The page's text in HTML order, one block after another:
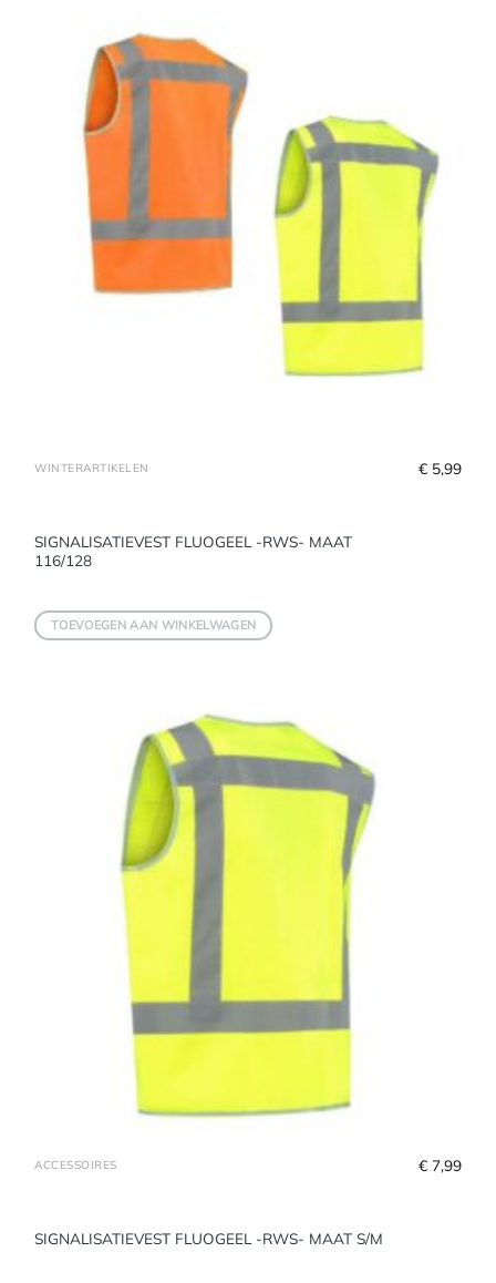
WINTERARTIKELEN
SIGNALISATIEVEST FLUOGEEL -RWS- MAAT
116/128
€ 5,99
TOEVOEGEN AAN WINKELWAGEN
ACCESSOIRES
SIGNALISATIEVEST FLUOGEEL -RWS- MAAT S/M
€ 7,99